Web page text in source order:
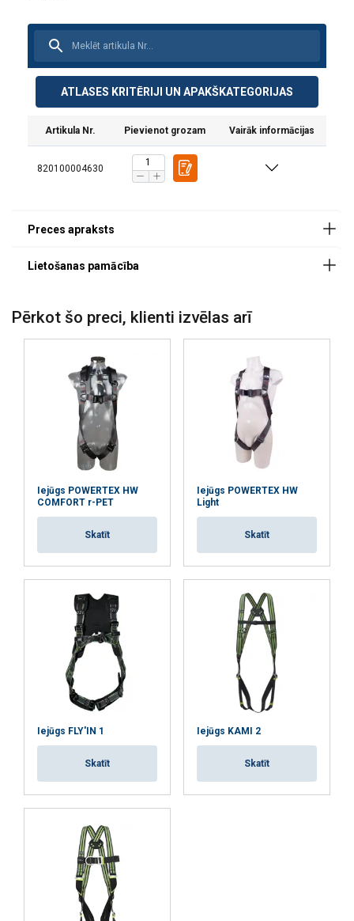
ATLASES KRITĒRIJI UN APAKŠKATEGORIJAS
Artikula Nr. Pievienot grozam Vairāk informācijas
820100004630
Regulējamās augšstilbu siksnas un bīdāmās krūšu
siksnas ļauj labāk pielāgot iejūgu.
palīdz lietotājam tās ātri identificēt.
KratosSafety-Harness-Kami1-User-Manual-ML-
BKLKT01-17.pdf
Pērkot šo preci, klienti izvēlas arī
Iejūgs POWERTEX HW
COMFORT r-PET
Skatīt
Iejūgs POWERTEX HW
Light
Skatīt
Iejūgs FLY'IN 1
Skatīt
Iejūgs KAMI 2
Skatīt